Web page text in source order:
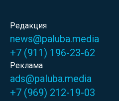
Редакция
news@paluba.media
+7 (911) 196-23-62
Реклама
ads@paluba.media
+7 (969) 212-19-03